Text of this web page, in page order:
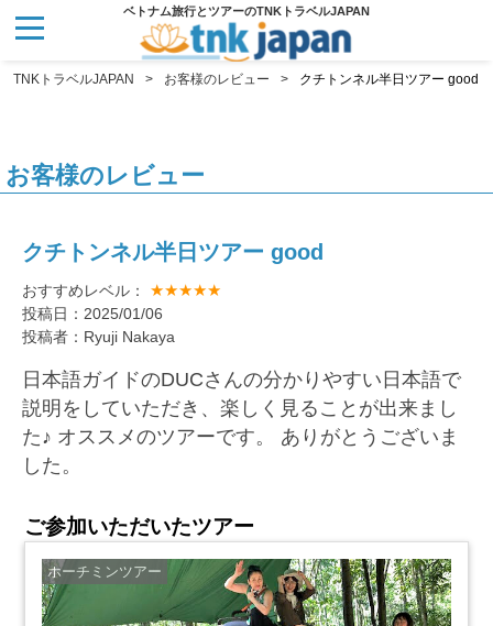
ベトナム旅行とツアーのTNKトラベルJAPAN
TNKトラベルJAPAN お客様のレビュー クチトンネル半日ツアー good
お客様のレビュー
クチトンネル半日ツアー good
おすすめレベル： ★★★★★
投稿日：2025/01/06
投稿者：Ryuji Nakaya
日本語ガイドのDUCさんの分かりやすい日本語で
説明をしていただき、楽しく見ることが出来まし
た♪ オススメのツアーです。 ありがとうございま
した。
ご参加いただいたツアー
ホーチミンツアー